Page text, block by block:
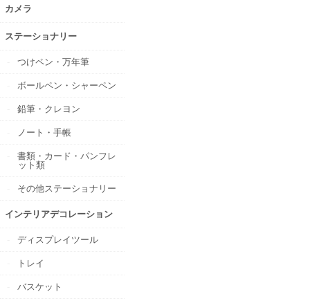
カメラ
ステーショナリー
つけペン・万年筆
ボールペン・シャーペン
鉛筆・クレヨン
ノート・手帳
書類・カード・パンフレ
ット類
その他ステーショナリー
インテリアデコレーション
ディスプレイツール
トレイ
バスケット